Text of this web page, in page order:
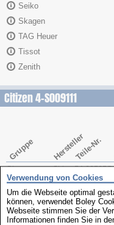
Seiko
Skagen
TAG Heuer
Tissot
Zenith
Citizen 4-S009111
Gruppe HerstellerTeile-Nr.
Glas
Citize
n
54-00505S
A
Krone
Citize
n
065-4440
Citize 506-00540
Verwendung von Cookies
Um die Webseite optimal
können, verwendet Boley
Webseite stimmen Sie der
Informationen finden Sie in